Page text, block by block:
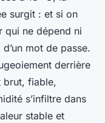
surgit : et si on
qui ne dépend ni
mot de passe.
derrière
brut, fiable,
s’infiltre dans
stable et